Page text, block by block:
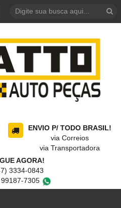
ENVIO P/ TODO BRASIL!
via Correios
via Transportadora
AGORA!
3334-0843
7305